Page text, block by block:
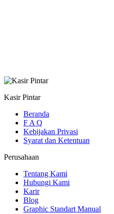
Kasir Pintar
Beranda
F A Q
Kebijakan Privasi
Syarat dan Ketentuan
Perusahaan
Tentang Kami
Hubungi Kami
Karir
Blog
Graphic Standart Manual